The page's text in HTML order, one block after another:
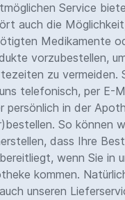
Service
auch die
Medikamente
vorzubestellen,
zu vermeiden.
telefonisch, per E-
persönlich in der
So können
dass Ihre
wenn Sie in
kommen.
unseren